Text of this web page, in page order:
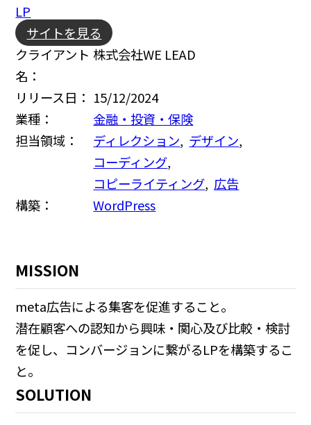
LP
サイトを見る
クライアント
名：
株式会社WE LEAD
リリース日： 15/12/2024
業種：
金融・投資・保険
担当領域：
ディレクション, デザイン,
コーディング,
コピーライティング, 広告
構築：
WordPress
MISSION
meta広告による集客を促進すること。
潜在顧客への認知から興味・関心及び比較・検討
を促し、コンバージョンに繋がるLPを構築するこ
と。
SOLUTION